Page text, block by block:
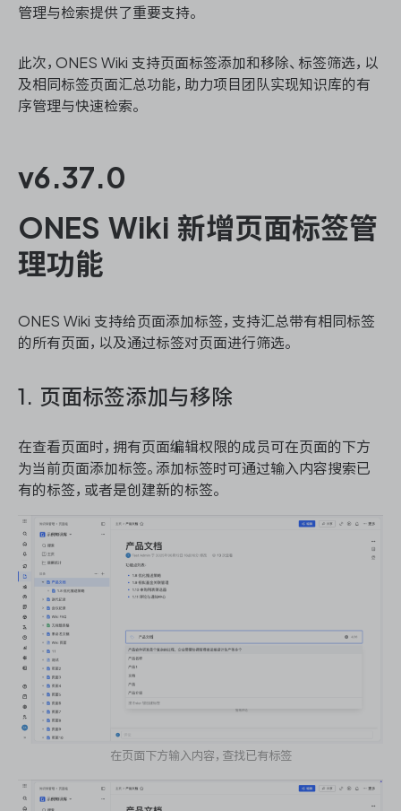
DevOps
资源和工时管理
服务台和工单管理
ONES 资讯
管理与检索提供了重要支持。
此次，ONES Wiki 支持页面标签添加和移除、标签筛选，以
及相同标签页面汇总功能，助力项目团队实现知识库的有
序管理与快速检索。
v6.37.0
ONES Wiki 新增页面标签管
理功能
ONES Wiki 支持给页面添加标签，支持汇总带有相同标签
的所有页面，以及通过标签对页面进行筛选。
1. 页面标签添加与移除
在查看页面时，拥有页面编辑权限的成员可在页面的下方
为当前页面添加标签。添加标签时可通过输入内容搜索已
有的标签，或者是创建新的标签。
在页面下方输入内容，查找已有标签